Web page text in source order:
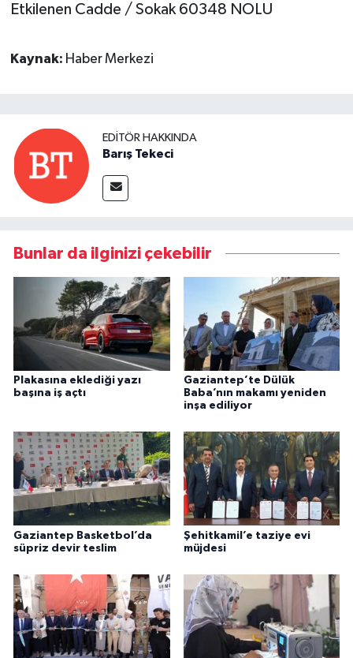
Etkilenen Cadde / Sokak60348 NOLU
Kaynak: Haber Merkezi
EDITÖR HAKKINDA
Barış Tekeci
Bunlar da ilginizi çekebilir
Plakasına eklediği yazı
başına iş açtı
Gaziantep’te Dülük
Baba’nın makamı yeniden
inşa ediliyor
Gaziantep Basketbol’da
süpriz devir teslim
Şehitkamil’e taziye evi
müjdesi